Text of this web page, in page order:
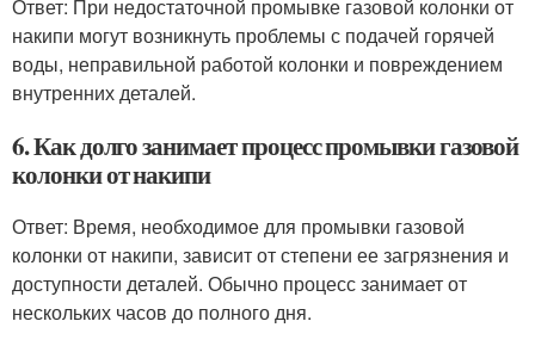
Ответ: При недостаточной промывке газовой колонки от
накипи могут возникнуть проблемы с подачей горячей
воды, неправильной работой колонки и повреждением
внутренних деталей.
6. Как долго занимает процесс промывки газовой
колонки от накипи
Ответ: Время, необходимое для промывки газовой
колонки от накипи, зависит от степени ее загрязнения и
доступности деталей. Обычно процесс занимает от
нескольких часов до полного дня.